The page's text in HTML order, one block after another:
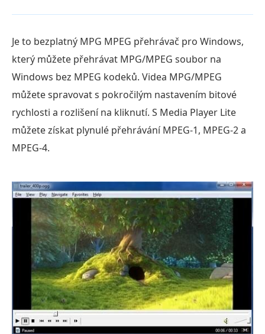
Je to bezplatný MPG MPEG přehrávač pro Windows,
který můžete přehrávat MPG/MPEG soubor na
Windows bez MPEG kodeků. Videa MPG/MPEG
můžete spravovat s pokročilým nastavením bitové
rychlosti a rozlišení na kliknutí. S Media Player Lite
můžete získat plynulé přehrávání MPEG-1, MPEG-2 a
MPEG-4.